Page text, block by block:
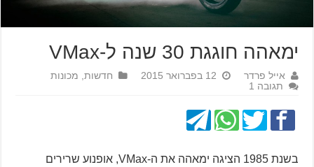
ימאהה חוגגת 30 שנה ל-VMax
אייל פרדר 12 בפברואר 2015 חדשות, מכונות
תגובה 1
בשנת 1985 הציגה ימאהה את ה-VMax, אופנוע שרירים